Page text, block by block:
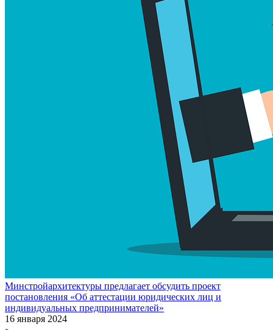
Минстройархитектуры предлагает обсудить проект
постановления «Об аттестации юридических лиц и
индивидуальных предпринимателей»
16 января 2024